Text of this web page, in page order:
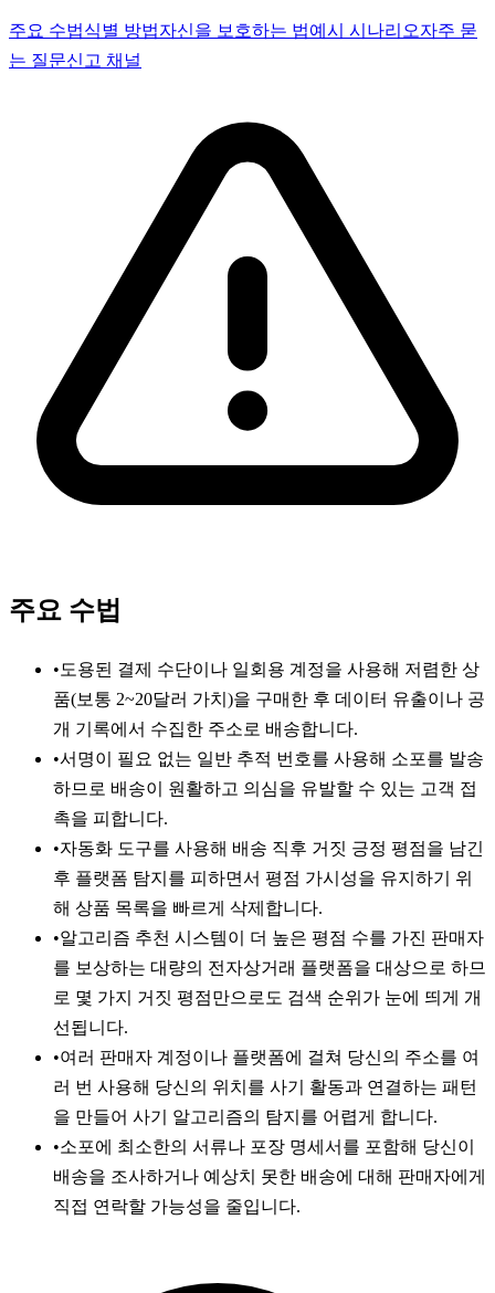
주요 수법식별 방법자신을 보호하는 법예시 시나리오자주 묻
는 질문신고 채널
주요 수법
•도용된 결제 수단이나 일회용 계정을 사용해 저렴한 상
품(보통 2~20달러 가치)을 구매한 후 데이터 유출이나 공
개 기록에서 수집한 주소로 배송합니다.
•서명이 필요 없는 일반 추적 번호를 사용해 소포를 발송
하므로 배송이 원활하고 의심을 유발할 수 있는 고객 접
촉을 피합니다.
•자동화 도구를 사용해 배송 직후 거짓 긍정 평점을 남긴
후 플랫폼 탐지를 피하면서 평점 가시성을 유지하기 위
해 상품 목록을 빠르게 삭제합니다.
•알고리즘 추천 시스템이 더 높은 평점 수를 가진 판매자
를 보상하는 대량의 전자상거래 플랫폼을 대상으로 하므
로 몇 가지 거짓 평점만으로도 검색 순위가 눈에 띄게 개
선됩니다.
•여러 판매자 계정이나 플랫폼에 걸쳐 당신의 주소를 여
러 번 사용해 당신의 위치를 사기 활동과 연결하는 패턴
을 만들어 사기 알고리즘의 탐지를 어렵게 합니다.
•소포에 최소한의 서류나 포장 명세서를 포함해 당신이
배송을 조사하거나 예상치 못한 배송에 대해 판매자에게
직접 연락할 가능성을 줄입니다.